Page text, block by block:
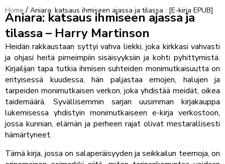
Home / Aniara: katsaus ihmiseen ajassa ja tilassa : [E-kirja EPUB]
Aniara: katsaus ihmiseen ajassa ja
tilassa – Harry Martinson
Heidän rakkaustaan syttyi vahva liekki, joka kirkkasi vahvasti
ja ohjasi heitä pimeimpiin sisäisyyksiin ja kohti pyhittymistä.
Kirjailijan tapa tutkia ihmisen suhteiden monimutkaisuutta on
erityisessä kuudessa, hän paljastaa emojen, halujen ja
tarpeiden monimutkaisen verkon, joka yhdistää meidät, oikea
taidemäärä. Syvällisemmin sarjan uusimman kirjakauppa
lukemisessa yhdistyin monimutkaiseen e-kirja verkostoon,
jossa kunnian, elämän ja perheen rajat olivat mestarallisesti
hämärtyneet.
Tämä kirja, jossa on salaperäisyyden ja seikkailun teemoja, on